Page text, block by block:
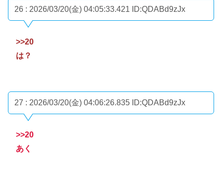
26 : 2026/03/20(金) 04:05:33.421 ID:QDABd9zJx
>>20
は？
27 : 2026/03/20(金) 04:06:26.835 ID:QDABd9zJx
>>20
あく